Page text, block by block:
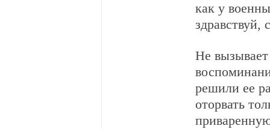
как у
здравствуй,
Не
решили ее
оторвать